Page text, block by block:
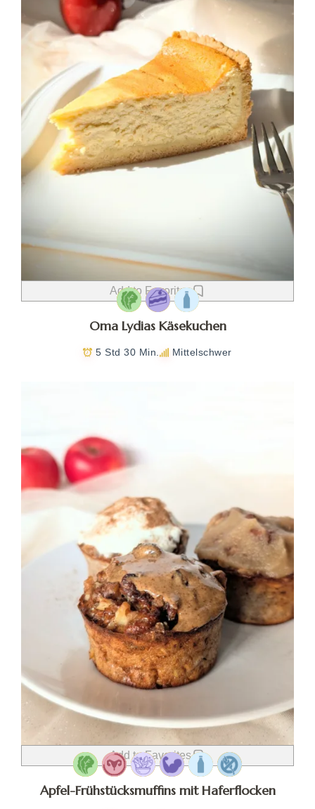
Add to Favorites
Oma Lydias Käsekuchen
5 Std 30 Min. Mittelschwer
Add to Favorites
Apfel-Frühstücksmuffins mit Haferflocken